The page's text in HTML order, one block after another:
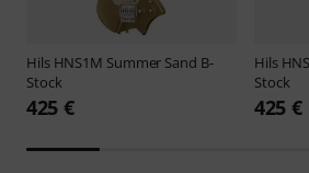
Hils HNS1M Summer Sand B-
Stock
425 €
Hils
Stock
425 €